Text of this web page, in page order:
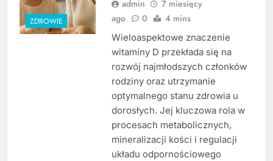
ZDROWIE
admin
7 miesięcy
ago
0 4 mins
Wieloaspektowe znaczenie
witaminy D przekłada się na
rozwój najmłodszych członków
rodziny oraz utrzymanie
optymalnego stanu zdrowia u
dorosłych. Jej kluczowa rola w
procesach metabolicznych,
mineralizacji kości i regulacji
układu odpornościowego